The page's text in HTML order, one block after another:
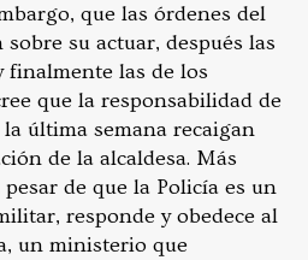
que las órdenes del
su actuar, después las
finalmente las de los
que la responsabilidad de
última semana recaigan
de la alcaldesa. Más
de que la Policía es un
responde y obedece al
un ministerio que